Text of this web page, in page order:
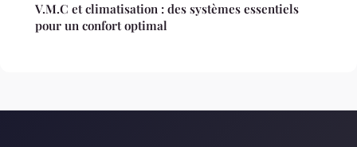
V.M.C et climatisation : des systèmes essentiels
pour un confort optimal